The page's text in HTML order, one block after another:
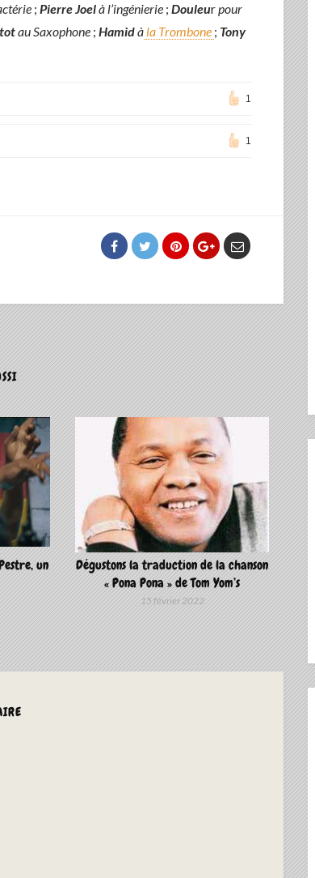
; Pierre Joelà l’ingénierie ; Douleurpour
au Saxophone ; Hamidà la Trombone ; Tony
1
1
un
Dégustons la traduction de la chanson
« Pona Pona » de Tom Yom’s
15 février 2022
ALTERNATIVE: